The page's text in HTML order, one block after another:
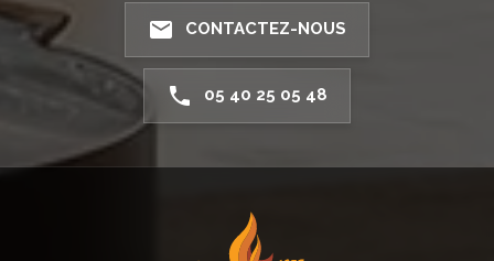
email CONTACTEZ-NOUS
phone 05 40 25 05 48